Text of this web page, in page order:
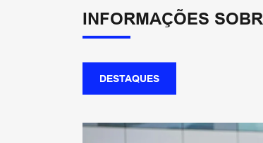
INFORMAÇÕES
DESTAQUES